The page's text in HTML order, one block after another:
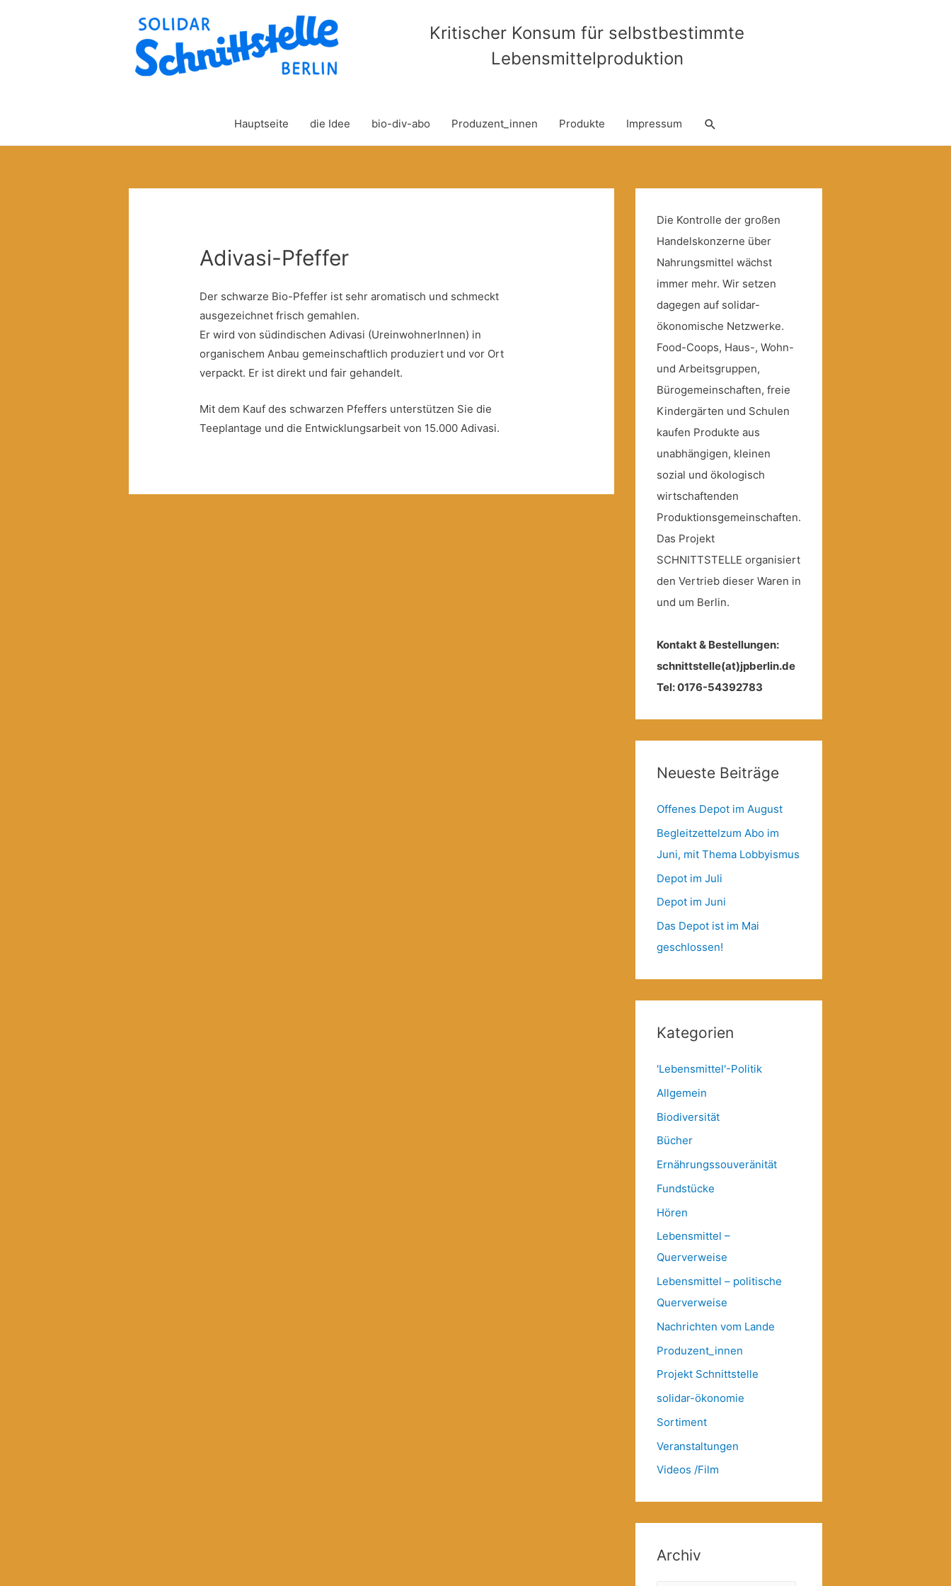
Kritischer Konsum für selbstbestimmte
Lebensmittelproduktion
Hauptseite die Idee bio-div-abo Produzent_innen Produkte Impressum Suche
Adivasi-Pfeffer
Der schwarze Bio-Pfeffer ist sehr aromatisch und schmeckt
ausgezeichnet frisch gemahlen.
Er wird von südindischen Adivasi (UreinwohnerInnen) in
organischem Anbau gemeinschaftlich produziert und vor Ort
verpackt. Er ist direkt und fair gehandelt.
Mit dem Kauf des schwarzen Pfeffers unterstützen Sie die
Teeplantage und die Entwicklungsarbeit von 15.000 Adivasi.
Die Kontrolle der großen
Handelskonzerne über
Nahrungsmittel wächst
immer mehr. Wir setzen
dagegen auf solidar-
ökonomische Netzwerke.
Food-Coops, Haus-, Wohn-
und Arbeitsgruppen,
Bürogemeinschaften, freie
Kindergärten und Schulen
kaufen Produkte aus
unabhängigen, kleinen
sozial und ökologisch
wirtschaftenden
Produktionsgemeinschaften.
Das Projekt
SCHNITTSTELLE organisiert
den Vertrieb dieser Waren in
und um Berlin.
Kontakt & Bestellungen:
schnittstelle(at)jpberlin.de
Tel: 0176-54392783
Neueste Beiträge
Offenes Depot im August
Begleitzettelzum Abo im
Juni, mit Thema Lobbyismus
Depot im Juli
Depot im Juni
Das Depot ist im Mai
geschlossen!
Kategorien
'Lebensmittel'-Politik
Allgemein
Biodiversität
Bücher
Ernährungssouveränität
Fundstücke
Hören
Lebensmittel –
Querverweise
Lebensmittel – politische
Querverweise
Nachrichten vom Lande
Produzent_innen
Projekt Schnittstelle
solidar-ökonomie
Sortiment
Veranstaltungen
Videos /Film
Archiv